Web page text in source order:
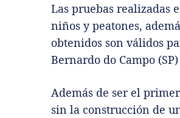
Las pruebas realizadas
niños y peatones,
obtenidos son válidos
Bernardo do Campo
Además de ser el
sin la construcción de